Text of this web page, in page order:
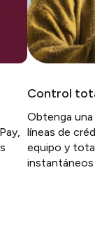
Control
Obtenga
líneas de
equipo y
instantáneos